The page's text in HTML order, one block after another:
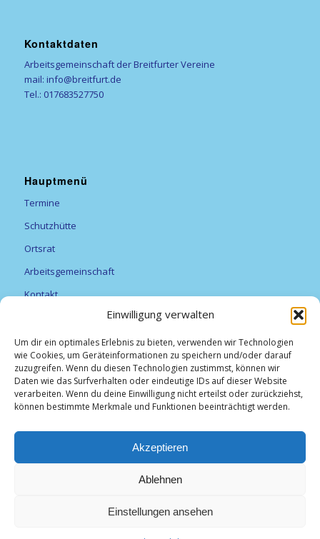
Einwilligung verwalten
Um dir ein optimales Erlebnis zu bieten, verwenden wir Technologien
wie Cookies, um Geräteinformationen zu speichern und/oder darauf
zuzugreifen. Wenn du diesen Technologien zustimmst, können wir
Daten wie das Surfverhalten oder eindeutige IDs auf dieser Website
verarbeiten. Wenn du deine Einwilligung nicht erteilst oder zurückziehst,
können bestimmte Merkmale und Funktionen beeinträchtigt werden.
Akzeptieren
Ablehnen
Einstellungen ansehen
Kontaktdaten
Arbeitsgemeinschaft der Breitfurter Vereine
mail: info@breitfurt.de
Tel.: 017683527750
Hauptmenü
Termine
Schutzhütte
Ortsrat
Arbeitsgemeinschaft
Kontakt
Feuerwehr
Förderverein Alexanderturm
Obst- und Gartenbauverein Breitfurt e.V.